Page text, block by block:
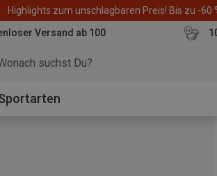
Highlights zum unschlagbaren Preis! Bis zu -60
Versand ab 100